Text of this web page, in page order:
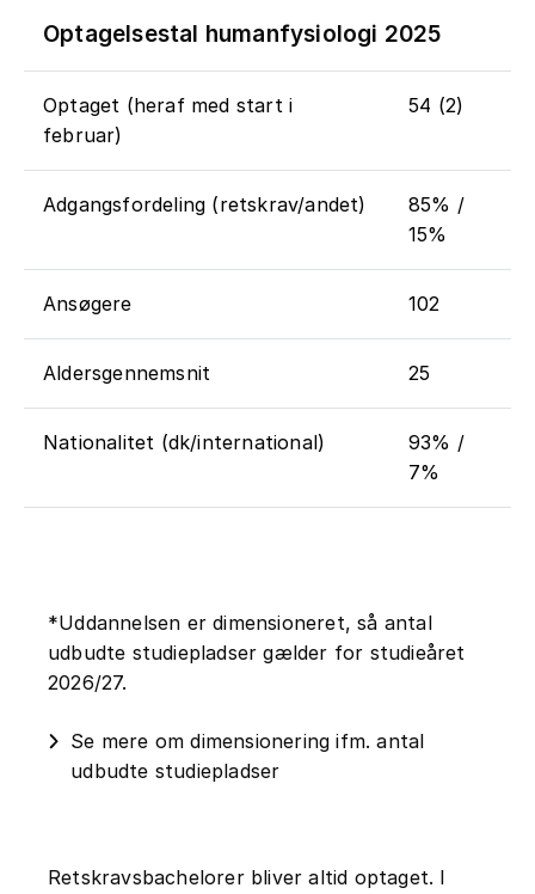
Optagelsestal humanfysiologi 2025
Optaget (heraf med start i
februar)
54 (2)
Adgangsfordeling (retskrav/andet)
85% /
15%
Ansøgere 102
Aldersgennemsnit 25
Nationalitet (dk/international)
93% /
7%
*Uddannelsen er dimensioneret, så antal
udbudte studiepladser gælder for studieåret
2026/27.
Se mere om dimensionering ifm. antal
udbudte studiepladser
Retskravsbachelorer bliver altid optaget. I